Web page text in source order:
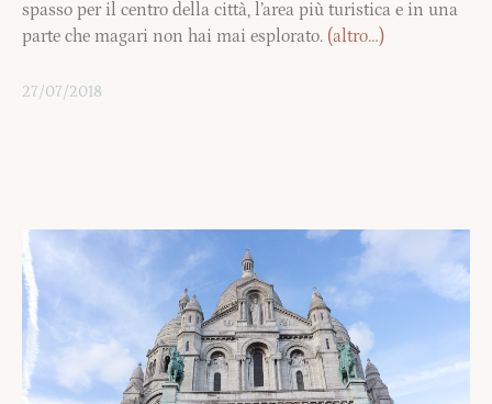
spasso per il centro della città, l’area più turistica e in una
parte che magari non hai mai esplorato. (altro…)
27/07/2018